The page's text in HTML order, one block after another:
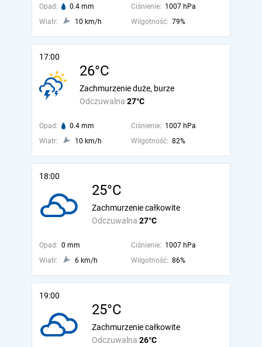
Opad: 0.4 mm Ciśnienie: 1007 hPa
Wiatr:
10 km/h Wilgotność: 79%
17:00
26°C
Odczuwalna 27°C
Zachmurzenie duże, burze
Opad: 0.4 mm Ciśnienie: 1007 hPa
Wiatr:
10 km/h Wilgotność: 82%
18:00
25°C
Odczuwalna 27°C
Zachmurzenie całkowite
Opad: 0 mm Ciśnienie: 1007 hPa
Wiatr:
6 km/h Wilgotność: 86%
19:00
25°C
Odczuwalna 26°C
Zachmurzenie całkowite